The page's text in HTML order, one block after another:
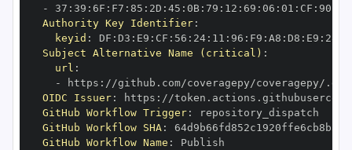
-
37 : 39 : 6F : F7 : 85 : 2D : 45 : 0B: 79 : 12 : 69 : 06 : 01 : CF : 90
Authority Key Identifier:
keyid : DF : D3 : E9 : CF : 56 : 24: 11 : 96 : F9 : A8 : D8 : E9 : 28
Subject Alternative Name (critical) :
url :
-
https :
OIDC Issuer: https :
GitHub Workflow Trigger:
GitHub Workflow SHA:
GitHub Workflow Name :